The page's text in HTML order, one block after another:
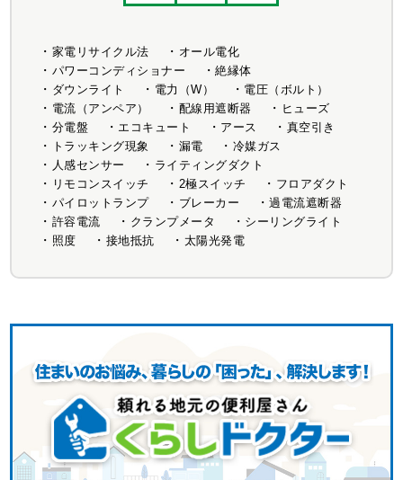
家電リサイクル法
オール電化
パワーコンディショナー
絶縁体
ダウンライト
電力（W）
電圧（ボルト）
電流（アンペア）
配線用遮断器
ヒューズ
分電盤
エコキュート アース
真空引き
トラッキング現象
漏電
冷媒ガス
人感センサー
ライティングダクト
リモコンスイッチ
2極スイッチ
フロアダクト
パイロットランプ
ブレーカー
過電流遮断器
許容電流
クランプメータ
シーリングライト
照度
接地抵抗 太陽光発電